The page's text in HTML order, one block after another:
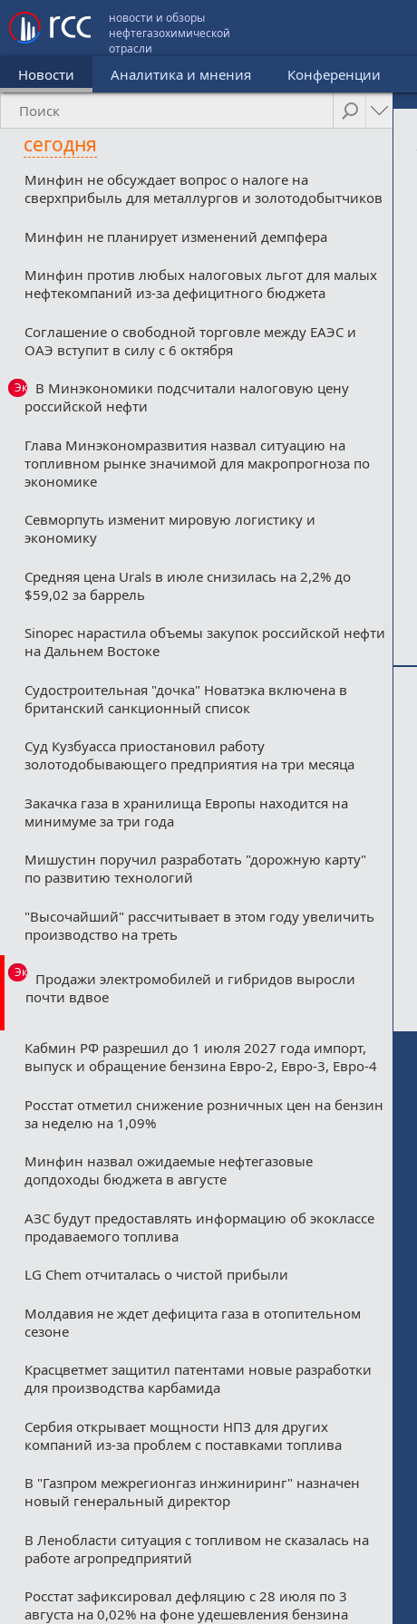
новости и обзоры
нефтегазохимической
отрасли
Новости Аналитика и мнения Конференции
сегодня
Минфин не обсуждает вопрос о налоге на
сверхприбыль для металлургов и золотодобытчиков
Минфин не планирует изменений демпфера
Минфин против любых налоговых льгот для малых
нефтекомпаний из-за дефицитного бюджета
Соглашение о свободной торговле между ЕАЭС и
ОАЭ вступит в силу с 6 октября
Эксклюзив
В Минэкономики подсчитали налоговую цену
российской нефти
Глава Минэкономразвития назвал ситуацию на
топливном рынке значимой для макропрогноза по
экономике
Севморпуть изменит мировую логистику и
экономику
Средняя цена Urals в июле снизилась на 2,2% до
$59,02 за баррель
Sinopec нарастила объемы закупок российской нефти
на Дальнем Востоке
Судостроительная "дочка" Новатэка включена в
британский санкционный список
Суд Кузбуасса приостановил работу
золотодобывающего предприятия на три месяца
Закачка газа в хранилища Европы находится на
минимуме за три года
Мишустин поручил разработать "дорожную карту"
по развитию технологий
"Высочайший" рассчитывает в этом году увеличить
производство на треть
Эксклюзив
Продажи электромобилей и гибридов выросли
почти вдвое
Кабмин РФ разрешил до 1 июля 2027 года импорт,
выпуск и обращение бензина Евро-2, Евро-3, Евро-4
Росстат отметил снижение розничных цен на бензин
за неделю на 1,09%
Минфин назвал ожидаемые нефтегазовые
допдоходы бюджета в августе
АЗС будут предоставлять информацию об экоклассе
продаваемого топлива
LG Chem отчиталась о чистой прибыли
Молдавия не ждет дефицита газа в отопительном
сезоне
Красцветмет защитил патентами новые разработки
для производства карбамида
Сербия открывает мощности НПЗ для других
компаний из‑за проблем с поставками топлива
В "Газпром межрегионгаз инжиниринг" назначен
новый генеральный директор
В Ленобласти ситуация с топливом не сказалась на
работе агропредприятий
Росстат зафиксировал дефляцию с 28 июля по 3
августа на 0,02% на фоне удешевления бензина